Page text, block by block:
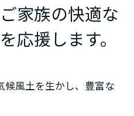
家族の快適な
応援します。
候風土を生かし、豊富な